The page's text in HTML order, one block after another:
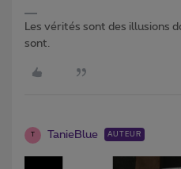
Les vérités sont des illusions
sont.
TanieBlue AUTEUR